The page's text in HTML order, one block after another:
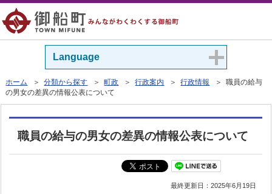
Language
ホーム ＞分類から探す ＞町政 ＞行政案内 ＞行政情報
＞ 職員の給与
の男女の差異の情報公表について
職員の給与の男女の差異の情報公表について
最終更新日：2025年6月19日